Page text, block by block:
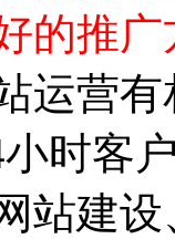
的推广
运营
时客
站建